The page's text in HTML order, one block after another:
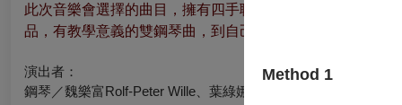
Method 1
此次音樂會選擇的曲目，擁有四手聯彈·雙鋼琴創作的各種
品，有教學意義的雙鋼琴曲，到自己創作爲預置鋼琴和鋼
演出者 ：
鋼琴／魏樂富Rolf-Peter Wille、葉綠娜